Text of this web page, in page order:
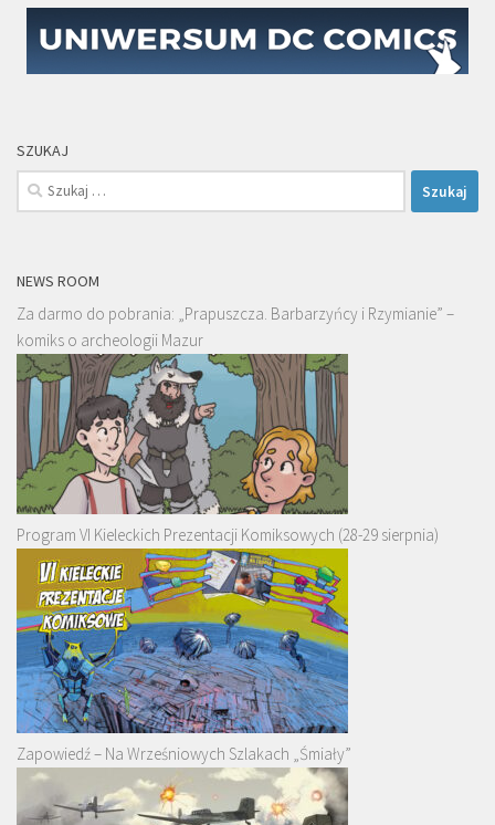
SZUKAJ
Szukaj:
NEWS ROOM
Za darmo do pobrania: „Prapuszcza. Barbarzyńcy i Rzymianie” –
komiks o archeologii Mazur
Program VI Kieleckich Prezentacji Komiksowych (28-29 sierpnia)
Zapowiedź – Na Wrześniowych Szlakach „Śmiały”